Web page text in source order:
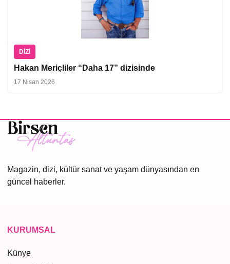
DIZI
Hakan Meriçliler “Daha 17” dizisinde
17 Nisan 2026
Magazin, dizi, kültür sanat ve yaşam dünyasından en
güncel haberler.
KURUMSAL
Künye